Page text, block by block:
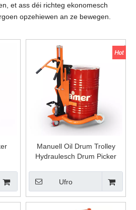
et ass déi richteg ekonomesch
opzehiewen an ze bewegen.
Manuell Oil Drum Trolley
Hydraulesch Drum Picker
Ufro